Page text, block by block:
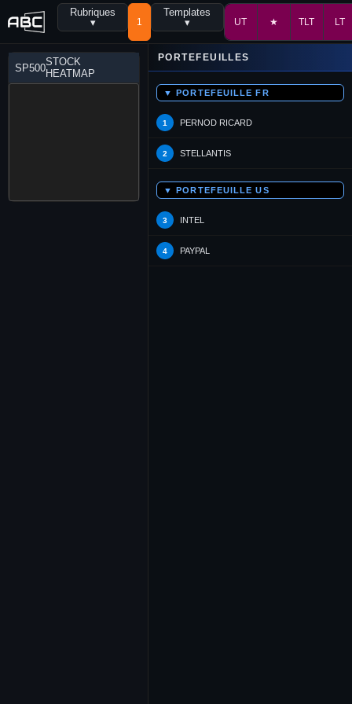
Rubriques
▾
1
Templates
▾
UT ★ TLT LT
SP500STOCK
HEATMAP
PORTEFEUILLES
▼ PORTEFEUILLE FR
1 PERNOD RICARD
2 STELLANTIS
▼ PORTEFEUILLE US
3 INTEL
4 PAYPAL